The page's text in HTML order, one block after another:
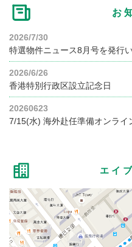
お
2026/7/30
特選物件ニュース8月号を発行
2026/6/26
香港特別行政区設立記念日
20260623
7/15(水) 海外赴任準備オンライ
エイ